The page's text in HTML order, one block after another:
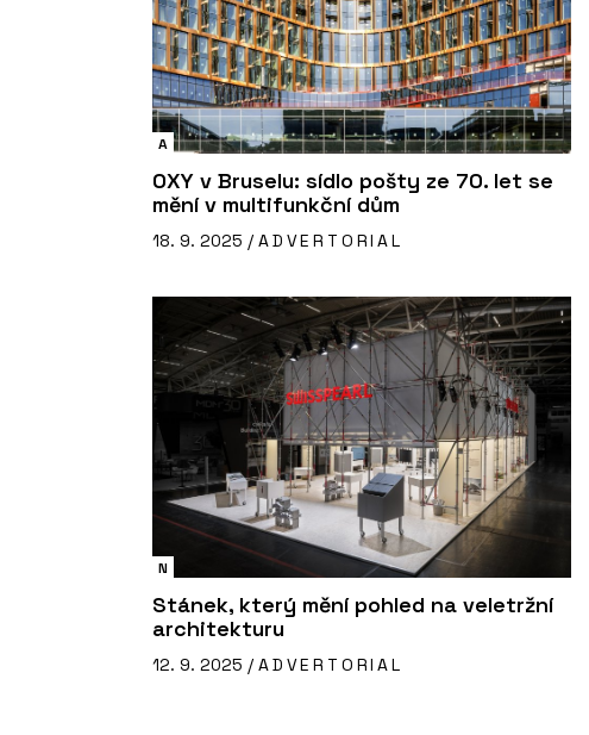
A
OXY v Bruselu: sídlo pošty ze 70. let se
mění v multifunkční dům
18. 9. 2025 / ADVERTORIAL
N
Stánek, který mění pohled na veletržní
architekturu
12. 9. 2025 / ADVERTORIAL